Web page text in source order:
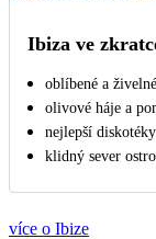
Ibiza ve
oblíbené a
olivové háje a
nejlepší
klidný sever
více o Ibize